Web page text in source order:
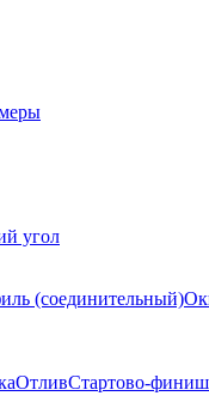
угол
(соединительный)
ОтливСтартово-